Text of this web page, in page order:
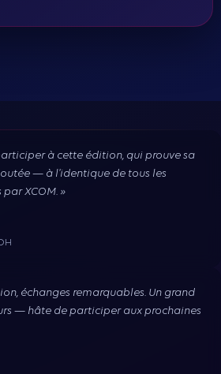
à cette édition, qui prouve sa
— à l'identique de tous les
XCOM. »
échanges remarquables. Un grand
— hâte de participer aux prochaines